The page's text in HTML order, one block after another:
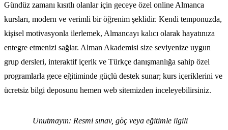
Gündüz zamanı kısıtlı olanlar için geceye özel online Almanca
kursları, modern ve verimli bir öğrenim şeklidir. Kendi temponuzda,
kişisel motivasyonla ilerlemek, Almancayı kalıcı olarak hayatınıza
entegre etmenizi sağlar. Alman Akademisi size seviyenize uygun
grup dersleri, interaktif içerik ve Türkçe danışmanlığa sahip özel
programlarla gece eğitiminde güçlü destek sunar; kurs içeriklerini ve
ücretsiz bilgi deposunu hemen web sitemizden inceleyebilirsiniz.
Unutmayın: Resmi sınav, göç veya eğitimle ilgili